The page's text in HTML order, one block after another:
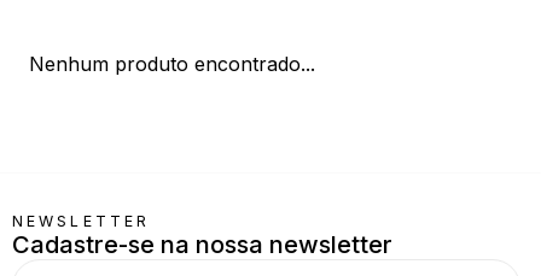
Nenhum produto encontrado...
NEWSLETTER
Cadastre-se na nossa newsletter